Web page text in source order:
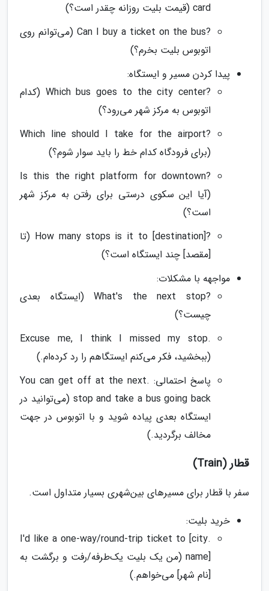
card (قیمت بلیت روزانه چقدر است؟)
?Can I buy a ticket on the bus (می‌توانم روی
اتوبوس بلیت بخرم؟)
پیدا کردن مسیر و ایستگاه:
?Which bus goes to the city center (کدام
اتوبوس به مرکز شهر می‌رود؟)
?Which line should I take for the airport
(برای فرودگاه کدام خط را باید سوار شوم؟)
?Is this the right platform for downtown
(آیا این سکوی درستی برای رفتن به مرکز شهر
است؟)
?How many stops is it to [destination] (تا
[مقصد] چند ایستگاه است؟)
مواجهه با مشکلات:
?What's the next stop (ایستگاه بعدی
چیست؟)
.Excuse me, I think I missed my stop
(ببخشید، فکر می‌کنم ایستگاهم را رد کرده‌ام.)
پاسخ احتمالی: .You can get off at the next
stop and take a bus going back (می‌توانید در
ایستگاه بعدی پیاده شوید و با اتوبوس در جهت
مخالف برگردید.)
قطار (Train)
سفر با قطار برای مسیرهای بین‌شهری بسیار متداول است.
خرید بلیت:
.I'd like a one-way/round-trip ticket to [city
name] (من یک بلیت یک‌طرفه/رفت و برگشت به
[نام شهر] می‌خواهم.)